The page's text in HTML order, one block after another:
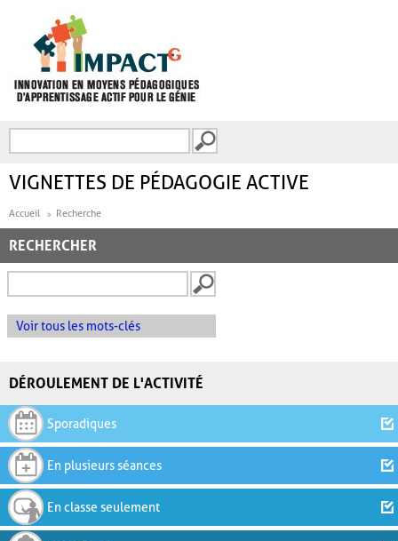
FORMULAIRE DE
VIGNETTES DE PÉDAGOGIE ACTIVE
Accueil Recherche
RECHERCHER
Voir tous les mots-clés
DÉROULEMENT DE L'ACTIVITÉ
Sporadiques
En plusieurs séances
En classe seulement